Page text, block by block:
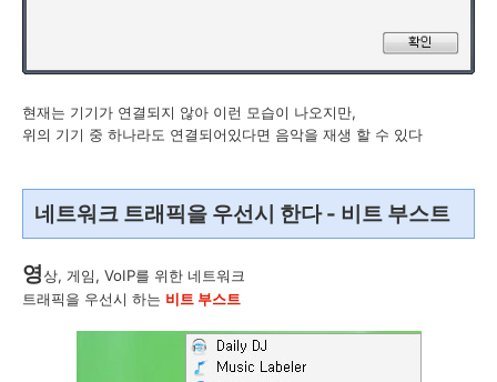
현재는 기기가 연결되지 않아 이런 모습이 나오지만,
위의 기기 중 하나라도 연결되어있다면 음악을 재생 할 수 있다
네트워크 트래픽을 우선시 한다 - 비트 부스트
영상, 게임, VoIP를 위한 네트워크
트래픽을 우선시 하는 비트 부스트